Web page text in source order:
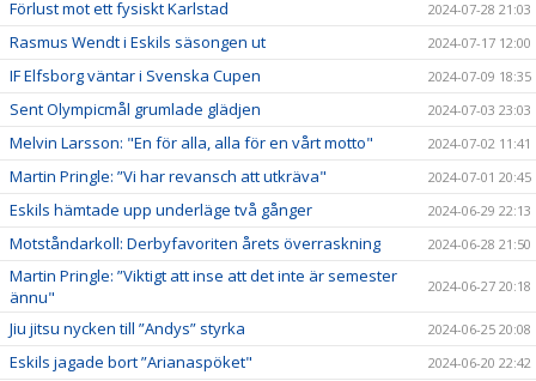
Förlust mot ett fysiskt Karlstad 2024-07-28 21:03
Rasmus Wendt i Eskils säsongen ut 2024-07-17 12:00
IF Elfsborg väntar i Svenska Cupen 2024-07-09 18:35
Sent Olympicmål grumlade glädjen 2024-07-03 23:03
Melvin Larsson: "En för alla, alla för en vårt motto" 2024-07-02 11:41
Martin Pringle: ”Vi har revansch att utkräva" 2024-07-01 20:45
Eskils hämtade upp underläge två gånger 2024-06-29 22:13
Motståndarkoll: Derbyfavoriten årets överraskning 2024-06-28 21:50
Martin Pringle: ”Viktigt att inse att det inte är semester
ännu"
2024-06-27 20:18
Jiu jitsu nycken till ”Andys” styrka 2024-06-25 20:08
Eskils jagade bort ”Arianaspöket" 2024-06-20 22:42